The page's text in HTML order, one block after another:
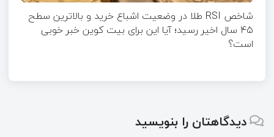
شاخص RSI طلا در وضعیت اشباع خرید و بالاترین سطح
۴۵ سال اخیر رسید؛ آیا این برای بیت کوین خبر خوبی
است؟
دیدگاهتان را بنویسید